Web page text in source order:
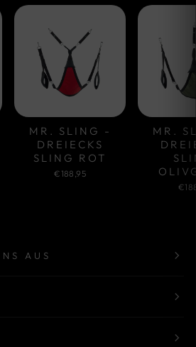
MR. SLING -
DREIECKS
SLING ROT
€188,95
MR.
AUS